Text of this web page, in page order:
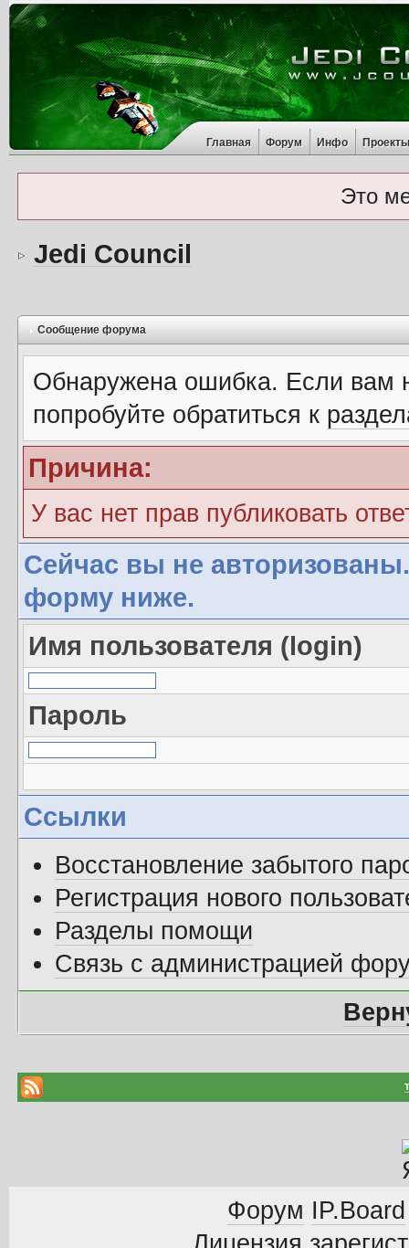
Главная Форум Инфо
Это
Jedi Council
Сообщение форума
Обнаружена ошибка. Если вам
попробуйте обратиться к
Причина:
У вас нет прав публиковать
Сейчас вы не
форму ниже.
Имя пользователя (login)
Пароль
Ссылки
Восстановление забытого
Регистрация нового
Разделы помощи
Связь с администрацией
Форум IP.Board